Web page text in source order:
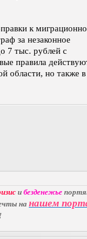
к
за незаконное
7 тыс. рублей с
правила
области, но также
и безденежье
на нашем